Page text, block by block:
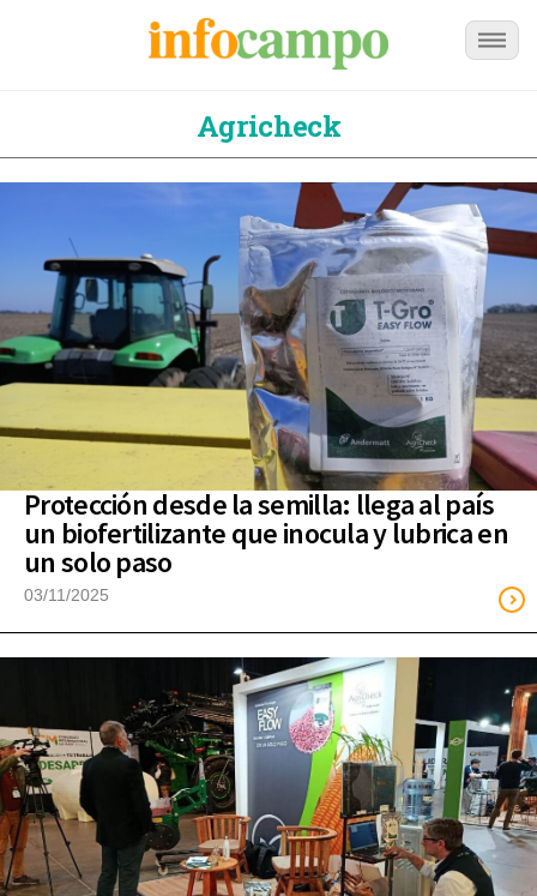
Agricheck
Protección desde la semilla: llega al país
un biofertilizante que inocula y lubrica en
un solo paso
03/11/2025